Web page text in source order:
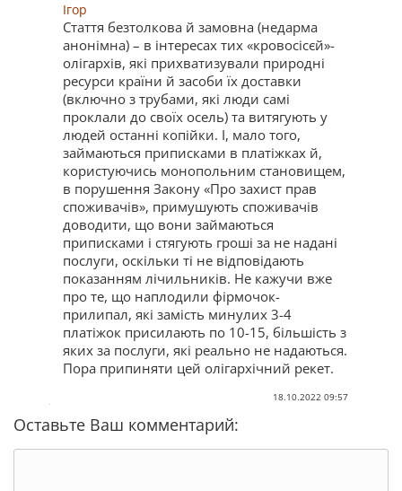
Ігор
Стаття безтолкова й замовна (недарма
анонімна) – в інтересах тих «кровосісєй»-
олігархів, які прихватизували природні
ресурси країни й засоби їх доставки
(включно з трубами, які люди самі
проклали до своїх осель) та витягують у
людей останні копійки. І, мало того,
займаються приписками в платіжках й,
користуючись монопольним становищем,
в порушення Закону «Про захист прав
споживачів», примушують споживачів
доводити, що вони займаються
приписками і стягують гроші за не надані
послуги, оскільки ті не відповідають
показанням лічильників. Не кажучи вже
про те, що наплодили фірмочок-
прилипал, які замість минулих 3-4
платіжок присилають по 10-15, більшість з
яких за послуги, які реально не надаються.
Пора припиняти цей олігархічний рекет.
18.10.2022 09:57
Оставьте Ваш комментарий: